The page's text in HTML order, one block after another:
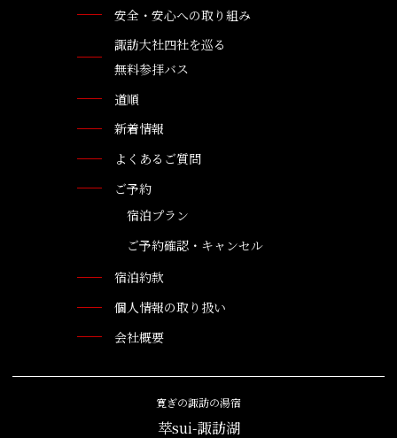
安全・安心への取り組み
諏訪大社四社を巡る
無料参拝バス
道順
新着情報
よくあるご質問
ご予約
宿泊プラン
ご予約確認・キャンセル
宿泊約款
個人情報の取り扱い
会社概要
寛ぎの諏訪の湯宿
萃sui-諏訪湖